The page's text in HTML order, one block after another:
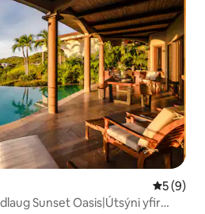
5 af 5 í
5 (9)
Sunset Oasis|Útsýni yfir